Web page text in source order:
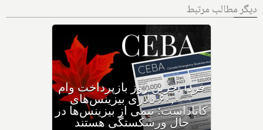
دیگر مطالب مرتبط
وزیر مهاجرت: کانادا ویزاهای
توریستی و دانشجویی کمتری
صادر می‌کند